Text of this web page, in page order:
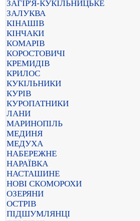
ЗАГІР'Я-КУКІЛЬНИЦЬКЕ
ЗАЛУКВА
КІНАШІВ
КІНЧАКИ
КОМАРІВ
КОРОСТОВИЧІ
КРЕМИДІВ
КРИЛОС
КУКІЛЬНИКИ
КУРІВ
КУРОПАТНИКИ
ЛАНИ
МАРИНОПІЛЬ
МЕДИНЯ
МЕДУХА
НАБЕРЕЖНЕ
НАРАЇВКА
НАСТАШИНЕ
НОВІ СКОМОРОХИ
ОЗЕРЯНИ
ОСТРІВ
ПІДШУМЛЯНЦІ